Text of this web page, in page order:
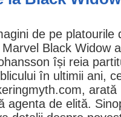
de pe platourile
Black Widow
își reia
în ultimii ani,
agenta de elită.